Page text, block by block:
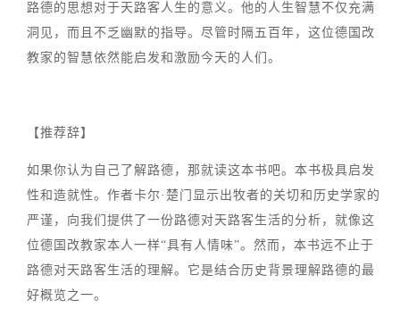
路德的思想对于天路客人生的意义。他的人生智慧不仅充满
洞见，而且不乏幽默的指导。尽管时隔五百年，这位德国改
教家的智慧依然能启发和激励今天的人们。
【推荐辞】
如果你认为自己了解路德，那就读这本书吧。本书极具启发
性和造就性。作者卡尔·楚门显示出牧者的关切和历史学家的
严谨，向我们提供了一份路德对天路客生活的分析，就像这
位德国改教家本人一样“具有人情味”。然而，本书远不止于
路德对天路客生活的理解。它是结合历史背景理解路德的最
好概览之一。